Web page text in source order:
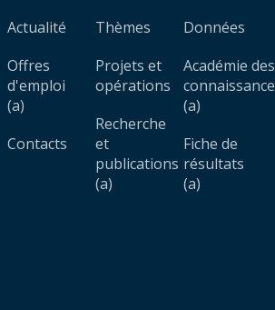
Actualité
Offres
d'emploi
(a)
Contacts
Thèmes
Projets et
opérations
Recherche
et
publications
(a)
Données
Académie des
(a)
Fiche de
résultats
(a)